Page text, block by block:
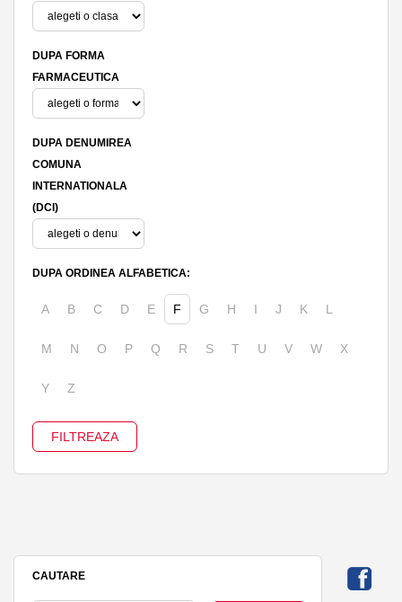
DUPA FORMA
FARMACEUTICA
DUPA DENUMIREA
COMUNA
INTERNATIONALA
(DCI)
DUPA ORDINEA ALFABETICA:
A B C D E F G H I J K L
M N O P Q R S T U V W X
Y Z
CAUTARE